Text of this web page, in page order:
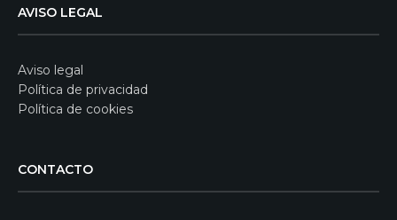
AVISO LEGAL
Aviso legal
Política de privacidad
Política de cookies
CONTACTO